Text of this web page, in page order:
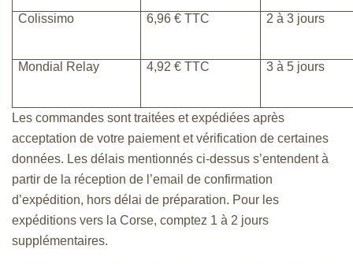
Colissimo 6,96 € TTC 2 à 3 jours
Mondial Relay 4,92 € TTC 3 à 5 jours
Les commandes sont traitées et expédiées après
acceptation de votre paiement et vérification de certaines
données. Les délais mentionnés ci-dessus s’entendent à
partir de la réception de l’email de confirmation
d’expédition, hors délai de préparation. Pour les
expéditions vers la Corse, comptez 1 à 2 jours
supplémentaires.